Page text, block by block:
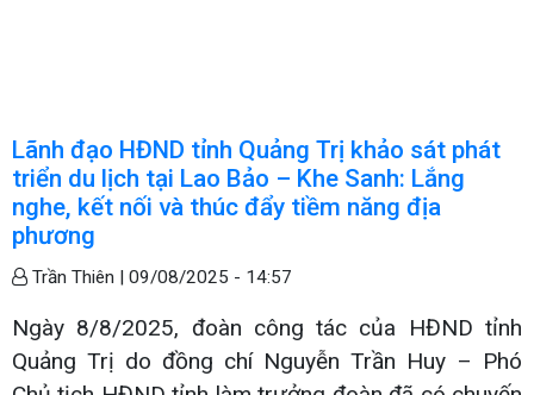
Lãnh đạo HĐND tỉnh Quảng Trị khảo sát phát
triển du lịch tại Lao Bảo – Khe Sanh: Lắng
nghe, kết nối và thúc đẩy tiềm năng địa
phương
Trần Thiên | 09/08/2025 - 14:57
Ngày 8/8/2025, đoàn công tác của HĐND tỉnh
Quảng Trị do đồng chí Nguyễn Trần Huy – Phó